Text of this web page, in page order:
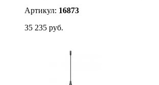
Артикул: 16873
35 235 руб.